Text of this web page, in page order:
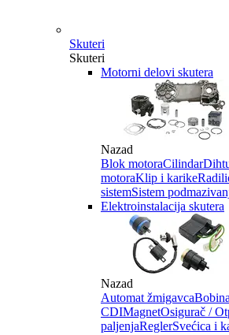
Skuteri
Skuteri
Motorni delovi skutera
Nazad
Blok motoraCilindar
motoraKlip i karike
sistemSistem
Elektroinstalacija skutera
Nazad
Automat žmigavcaBobina
CDIMagnetOsigurač /
paljenjaReglerSvećica i